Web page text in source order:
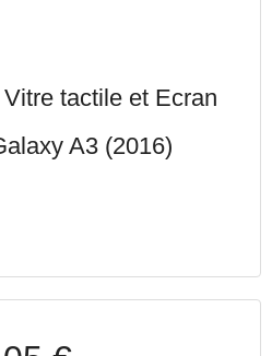
tactile et Ecran
A3 (2016)